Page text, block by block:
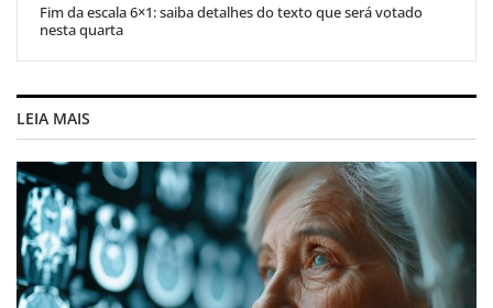
Fim da escala 6×1: saiba detalhes do texto que será votado
nesta quarta
LEIA MAIS